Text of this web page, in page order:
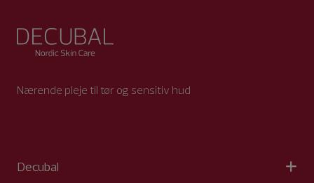
Nærende pleje til tør og sensitiv hud
Decubal